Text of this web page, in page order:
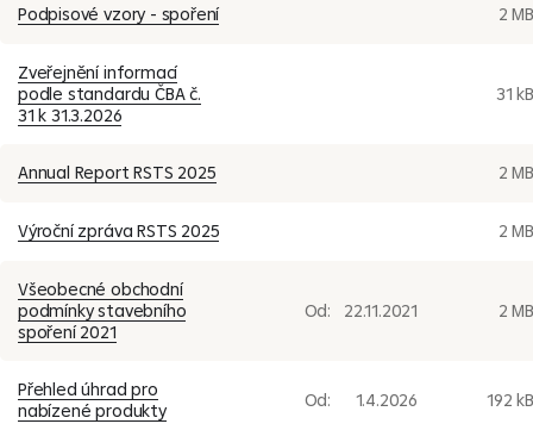
Podpisové vzory - spoření 2 MB
Zveřejnění informací
podle standardu ČBA č.
31 k 31.3.2026
31 kB
Annual Report RSTS 2025 2 MB
Výroční zpráva RSTS 2025 2 MB
Všeobecné obchodní
podmínky stavebního
spoření 2021
Od: 22.11.2021 2 MB
Přehled úhrad pro
nabízené produkty
Od: 1.4.2026 192 kB